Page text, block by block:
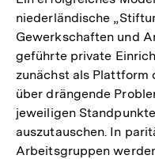
niederländische
Gewerkschaften und
geführte private
zunächst als Plattform
über drängende
jeweiligen
auszutauschen. In
Arbeitsgruppen